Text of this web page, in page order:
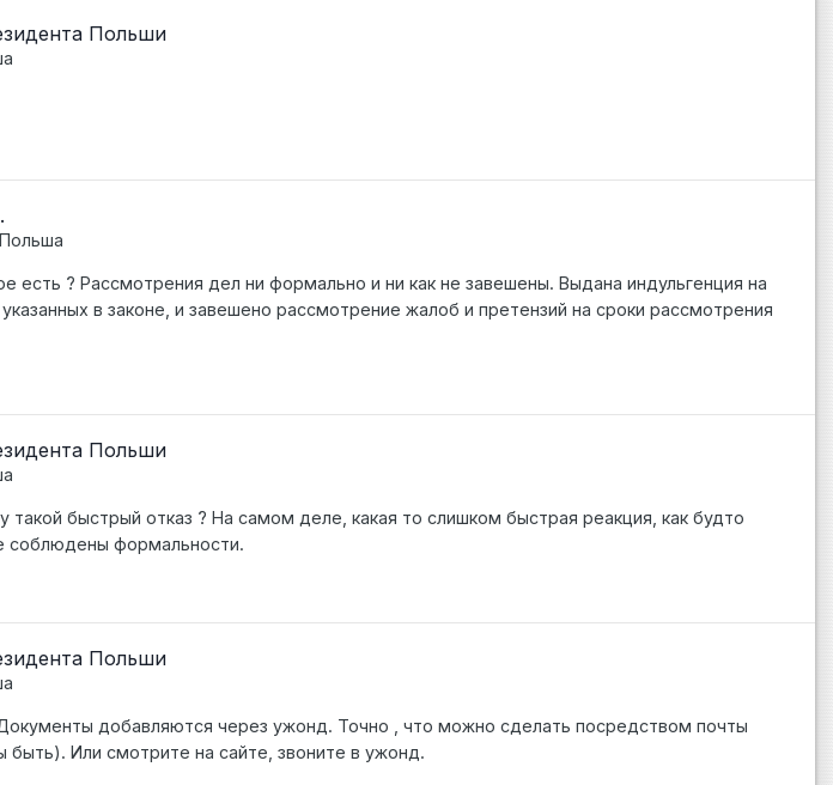
Польши
Польша
есть ? Рассмотрения дел ни формально и ни как не завешены. Выдана индульгенция на
в законе, и завешено рассмотрение жалоб и претензий на сроки рассмотрения
Польши
быстрый отказ ? На самом деле, какая то слишком быстрая реакция, как будто
соблюдены формальности.
Польши
Документы добавляются через ужонд. Точно , что можно сделать посредством почты
Или смотрите на сайте, звоните в ужонд.